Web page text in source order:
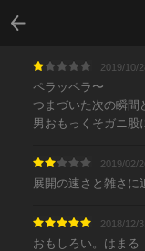
戻る
2019/10/
ペラッペラ〜
つまづいた次の瞬
男おもっくそガニ股
2019/02/
展開の速さと雑さに
2018/12/
おもしろい。はまる